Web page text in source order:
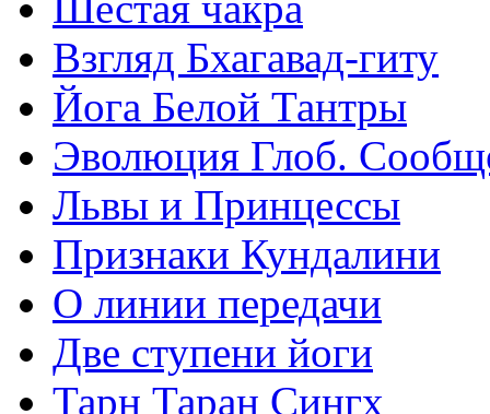
Взгляд Бхагавад-гиту
Йога Белой Тантры
Эволюция Глоб.
Львы и Принцессы
Признаки Кундалини
О линии передачи
Две ступени йоги
Тарн Таран Сингх